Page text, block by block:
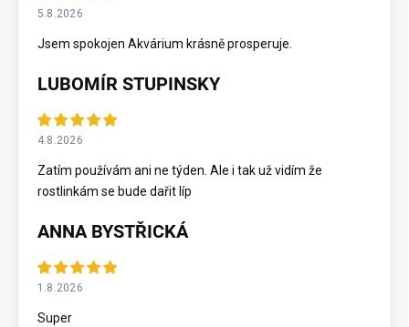
5.8.2026
Jsem spokojen Akvárium krásně prosperuje.
LUBOMÍR STUPINSKY
4.8.2026
Zatím používám ani ne týden. Ale i tak už vidím že
rostlinkám se bude dařit líp
ANNA BYSTŘICKÁ
1.8.2026
Super